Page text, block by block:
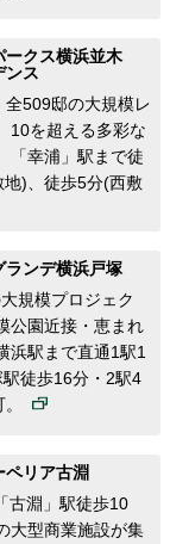
ークス横浜並木
ンス
全509邸の大規模レ
10を超える多彩な
「幸浦」駅まで徒
地)、徒歩5分(西敷
ランデ横浜戸塚
規模プロジェク
公園近接・恵まれ
浜駅まで直通1駅1
徒歩16分・2駅4
ペリア古淵
古淵」駅徒歩10
大型商業施設が集